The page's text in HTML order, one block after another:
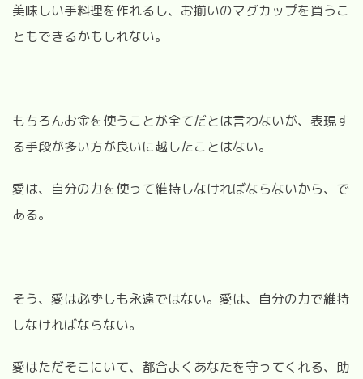
美味しい手料理を作れるし、お揃いのマグカップを買うこ
ともできるかもしれない。
もちろんお金を使うことが全てだとは言わないが、表現す
る手段が多い方が良いに越したことはない。
愛は、自分の力を使って維持しなければならないから、で
ある。
そう、愛は必ずしも永遠ではない。愛は、自分の力で維持
しなければならない。
愛はただそこにいて、都合よくあなたを守ってくれる、助